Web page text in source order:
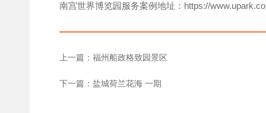
南宫世界博览园服务案例地址：https://
上一篇： 福州船政格致园景区
下一篇： 盐城荷兰花海 一期